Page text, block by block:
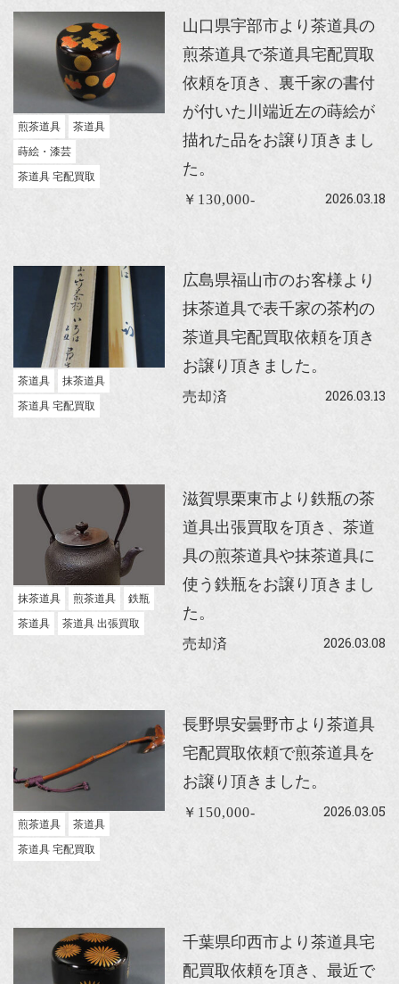
煎茶道具
茶道具
蒔絵・漆芸
茶道具 宅配買取
山口県宇部市より茶道具の
煎茶道具で茶道具宅配買取
依頼を頂き、裏千家の書付
が付いた川端近左の蒔絵が
描れた品をお譲り頂きまし
た。
￥130,000- 2026.03.18
茶道具
抹茶道具
茶道具 宅配買取
広島県福山市のお客様より
抹茶道具で表千家の茶杓の
茶道具宅配買取依頼を頂き
お譲り頂きました。
売却済 2026.03.13
抹茶道具 煎茶道具
鉄瓶
茶道具
茶道具 出張買取
滋賀県栗東市より鉄瓶の茶
道具出張買取を頂き、茶道
具の煎茶道具や抹茶道具に
使う鉄瓶をお譲り頂きまし
た。
売却済 2026.03.08
煎茶道具
茶道具
茶道具 宅配買取
長野県安曇野市より茶道具
宅配買取依頼で煎茶道具を
お譲り頂きました。
￥150,000- 2026.03.05
千葉県印西市より茶道具宅
配買取依頼を頂き、最近で